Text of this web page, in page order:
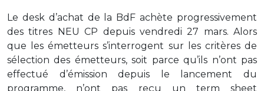
Le desk d’achat de la BdF achète progressivement
des titres NEU CP depuis vendredi 27 mars. Alors
que les émetteurs s’interrogent sur les critères de
sélection des émetteurs, soit parce qu’ils n’ont pas
effectué d’émission depuis le lancement du
programme, n’ont pas reçu un term sheet